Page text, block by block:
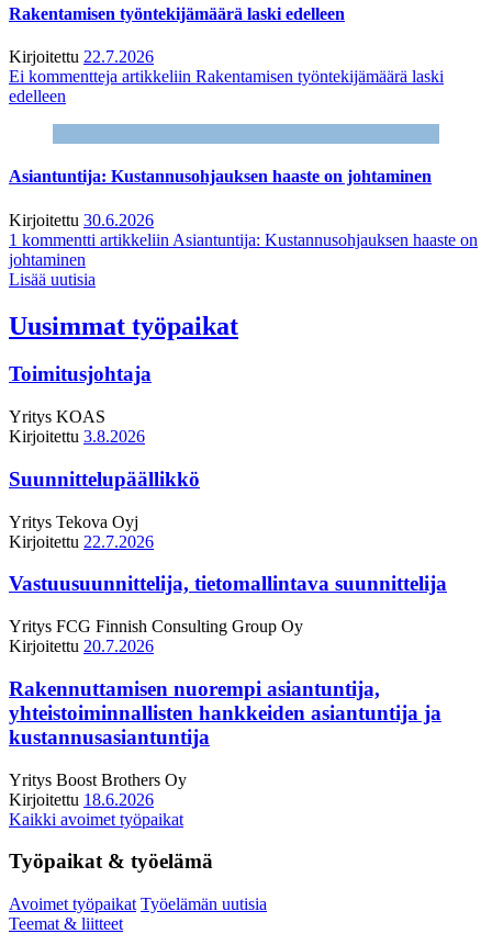
Rakentamisen työntekijämäärä laski edelleen
Kirjoitettu 22.7.2026
Ei kommentteja artikkeliin Rakentamisen työntekijämäärä laski
edelleen
Asiantuntija: Kustannusohjauksen haaste on johtaminen
Kirjoitettu 30.6.2026
1 kommentti artikkeliin Asiantuntija: Kustannusohjauksen haaste on
johtaminen
Lisää uutisia
Uusimmat työpaikat
Toimitusjohtaja
Yritys KOAS
Kirjoitettu 3.8.2026
Suunnittelupäällikkö
Yritys Tekova Oyj
Kirjoitettu 22.7.2026
Vastuusuunnittelija, tietomallintava suunnittelija
Yritys FCG Finnish Consulting Group Oy
Kirjoitettu 20.7.2026
Rakennuttamisen nuorempi asiantuntija,
yhteistoiminnallisten hankkeiden asiantuntija ja
kustannusasiantuntija
Yritys Boost Brothers Oy
Kirjoitettu 18.6.2026
Kaikki avoimet työpaikat
Työpaikat & työelämä
Avoimet työpaikat Työelämän uutisia
Teemat & liitteet